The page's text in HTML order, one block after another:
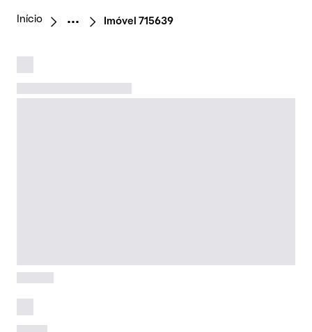
Início Imóvel 715639